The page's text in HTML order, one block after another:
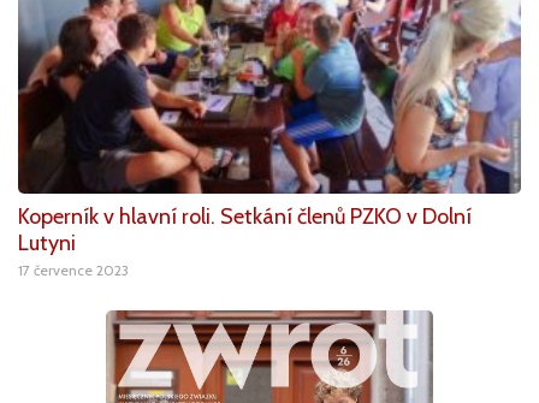
Koperník v hlavní roli. Setkání členů PZKO v Dolní
Lutyni
17 července 2023